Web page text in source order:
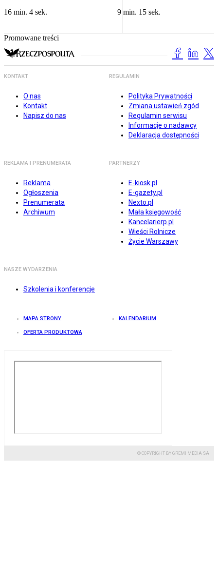
16 min. 4 sek.
9 min. 15 sek.
Promowane treści
KONTAKT
O nas
Kontakt
Napisz do nas
REGULAMIN
Polityka Prywatności
Zmiana ustawień zgód
Regulamin serwisu
Informacje o nadawcy
Deklaracja dostępności
REKLAMA I PRENUMERATA
Reklama
Ogłoszenia
Prenumerata
Archiwum
PARTNERZY
E-kiosk.pl
E-gazety.pl
Nexto.pl
Mała księgowość
Kancelarierp.pl
Wieści Rolnicze
Życie Warszawy
NASZE WYDARZENIA
Szkolenia i konferencje
MAPA STRONY KALENDARIUM
OFERTA PRODUKTOWA
© COPYRIGHT BY GREMI MEDIA SA